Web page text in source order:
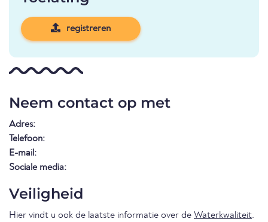
registreren
Neem contact op met
Adres:
Telefoon:
E-mail:
Sociale media:
Veiligheid
Hier vindt u ook de laatste informatie over de Waterkwaliteit.